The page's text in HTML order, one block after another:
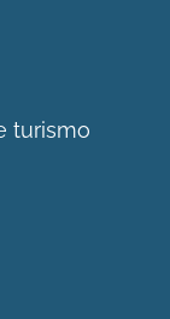
turismo